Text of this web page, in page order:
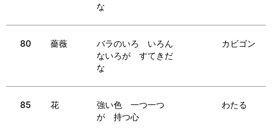
な
80 薔薇
バラのいろ いろん
ないろが すてきだ
な
カビゴン
85 花
強い色 一つ一つ
が 持つ心
わたる